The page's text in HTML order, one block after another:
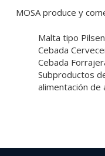
MOSA produce y
Malta tipo Pilsen
Cebada
Cebada
Subproductos
alimentación de